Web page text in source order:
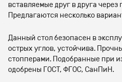
вставляемые друг в друга
Предлагаются несколько
Данный стол безопасен в
острых углов, устойчива.
стопперами. Подобранные при
одобрены ГОСТ, ФГОС, СанПиН.